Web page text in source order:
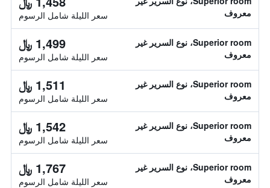
معروف
سعر الليلة شامل الرسوم
Superior room، نوع السرير غير
معروف
1,499 ﷼
سعر الليلة شامل الرسوم
Superior room، نوع السرير غير
معروف
1,511 ﷼
سعر الليلة شامل الرسوم
Superior room، نوع السرير غير
معروف
1,542 ﷼
سعر الليلة شامل الرسوم
Superior room، نوع السرير غير
معروف
1,767 ﷼
سعر الليلة شامل الرسوم